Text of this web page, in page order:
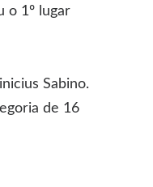
o 1º lugar
Sabino.
de 16